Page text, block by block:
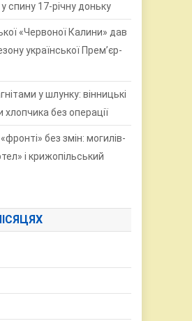
спину 17-річну доньку
«Червоної Калини» дав
української Прем’єр-
у шлунку: вінницькі
хлопчика без операції
без змін: могилів-
і крижопільський